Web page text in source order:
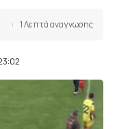
1 Λεπτά αναγνωσης